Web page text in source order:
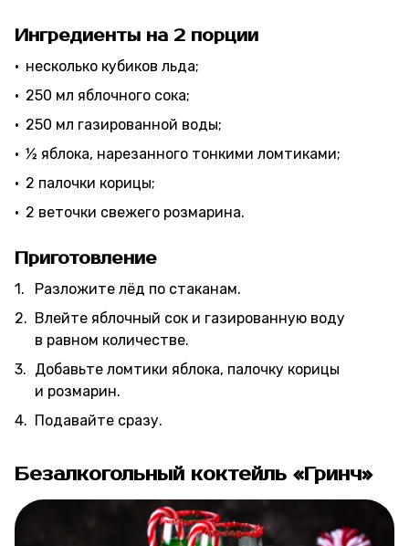
Ингредиенты на 2 порции
несколько кубиков льда;
250 мл яблочного сока;
250 мл газированной воды;
½ яблока, нарезанного тонкими ломтиками;
2 палочки корицы;
2 веточки свежего розмарина.
Приготовление
Разложите лёд по стаканам.
Влейте яблочный сок и газированную воду
в равном количестве.
Добавьте ломтики яблока, палочку корицы
и розмарин.
Подавайте сразу.
Безалкогольный коктейль «Гринч»